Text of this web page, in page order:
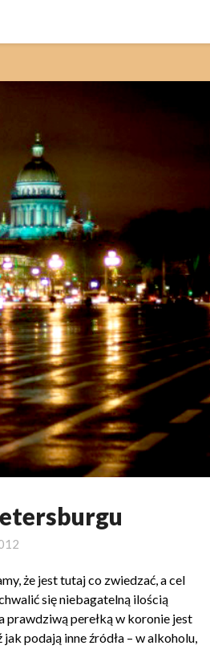
że jest tutaj co zwiedzać, a cel
się niebagatelną ilością
prawdziwą perełką w koronie jest
podają inne źródła – w alkoholu,